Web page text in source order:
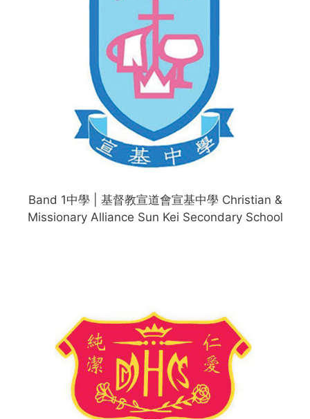
Band 1中學 | 基督教宣道會宣基中學 Christian &
Missionary Alliance Sun Kei Secondary School